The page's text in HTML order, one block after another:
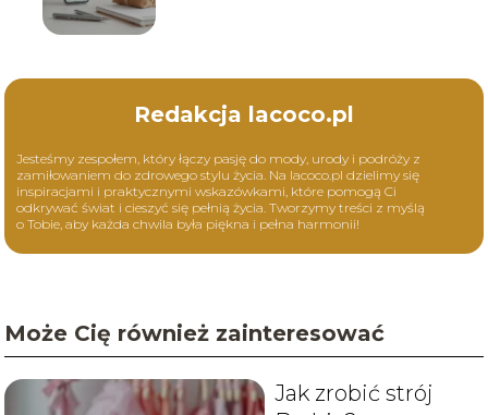
Redakcja lacoco.pl
Jesteśmy zespołem, który łączy pasję do mody, urody i podróży z
zamiłowaniem do zdrowego stylu życia. Na lacoco.pl dzielimy się
inspiracjami i praktycznymi wskazówkami, które pomogą Ci
odkrywać świat i cieszyć się pełnią życia. Tworzymy treści z myślą
o Tobie, aby każda chwila była piękna i pełna harmonii!
Może Cię również zainteresować
Jak zrobić strój